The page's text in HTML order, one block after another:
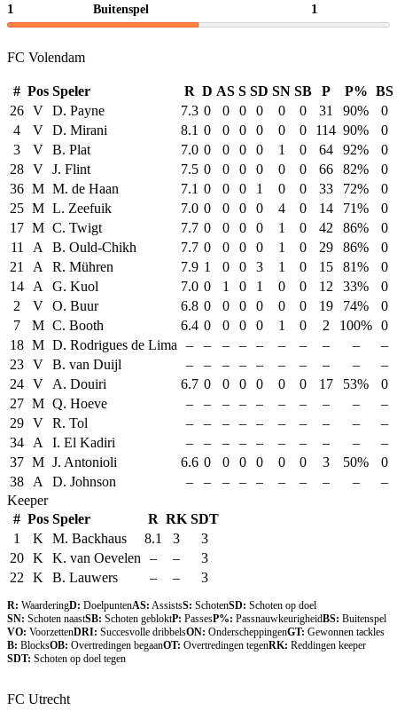
1 Buitenspel 1
FC Volendam
# Pos Speler R D AS S SD SN SB P P% BS
26 V D. Payne 7.3 0 0 0 0 0 0 31 90%
0
4
V D. Mirani 8.1 0 0 0 0 0 0 114 90%
0
3
V B. Plat 7.0 0 0 0 0 1 0 64 92%
0
28 V J. Flint 7.5 0 0 0 0 0 0 66 82%
0
36 M M. de Haan 7.1 0 0 0 1 0 0 33 72%
0
25 M L. Zeefuik 7.0 0 0 0 0 4 0 14 71%
0
17 M C. Twigt 7.7 0 0 0 0 1 0 42 86%
0
11
A B. Ould-Chikh 7.7 0 0 0 0 1 0 29 86%
0
21
A R. Mühren 7.9 1 0 0 3 1 0 15 81%
0
14
A G. Kuol 7.0 0 1 0 1 0 0 12 33%
0
2
V O. Buur 6.8 0 0 0 0 0 0 19 74%
0
7
M C. Booth 6.4 0 0 0 0 1 0 2 100% 0
18 M D. Rodrigues de Lima – – – – – – – – –
–
23 V B. van Duijl – – – – – – – – –
–
24 V A. Douiri 6.7 0 0 0 0 0 0 17 53%
0
27 M Q. Hoeve – – – – – – – – –
–
29 V R. Tol – – – – – – – – –
–
34
A I. El Kadiri – – – – – – – – –
–
37 M J. Antonioli 6.6 0 0 0 0 0 0 3 50%
0
38
A D. Johnson – – – – – – – – –
–
Keeper
# Pos Speler R RK SDT
1
K M. Backhaus 8.1 3
3
20 K K. van Oevelen – –
3
22
K B. Lauwers – – 3
R: WaarderingD: DoelpuntenAS: AssistsS: SchotenSD: Schoten op doel
SN: Schoten naastSB: Schoten gebloktP: PassesP%: PassnauwkeurigheidBS: Buitenspel
VO: VoorzettenDRI: Succesvolle dribbelsON: OnderscheppingenGT: Gewonnen tackles
B: BlocksOB: Overtredingen begaanOT: Overtredingen tegenRK: Reddingen keeper
SDT: Schoten op doel tegen
FC Utrecht